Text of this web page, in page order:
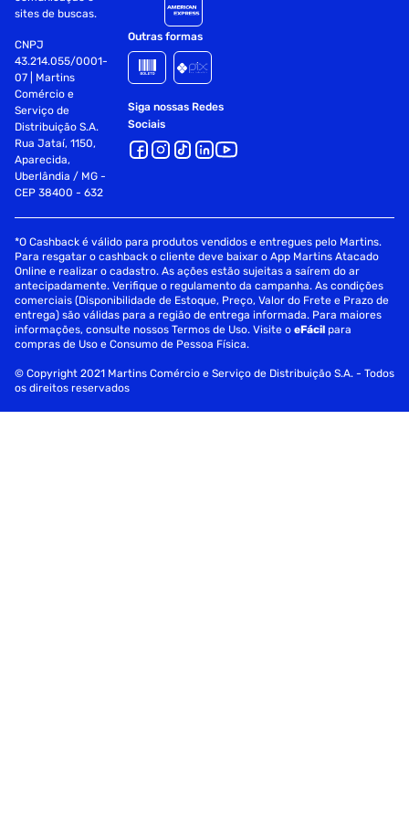
sites de buscas.
CNPJ
43.214.055/0001-
07 | Martins
Comércio e
Serviço de
Distribuição S.A.
Rua Jataí, 1150,
Aparecida,
Uberlândia / MG -
CEP 38400 - 632
Outras formas
Siga nossas Redes
Sociais
*O Cashback é válido para produtos vendidos e entregues pelo Martins.
Para resgatar o cashback o cliente deve baixar o App Martins Atacado
Online e realizar o cadastro. As ações estão sujeitas a saírem do ar
antecipadamente. Verifique o regulamento da campanha. As condições
comerciais (Disponibilidade de Estoque, Preço, Valor do Frete e Prazo de
entrega) são válidas para a região de entrega informada. Para maiores
informações, consulte nossos Termos de Uso. Visite oeFácil para
compras de Uso e Consumo de Pessoa Física.
© Copyright 2021 Martins Comércio e Serviço de Distribuição S.A. - Todos
os direitos reservados